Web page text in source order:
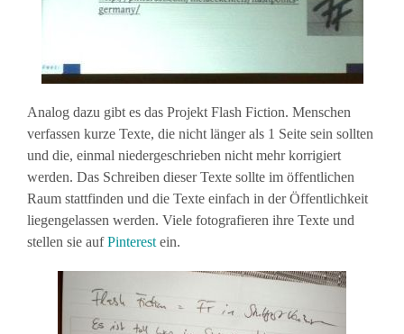
Analog dazu gibt es das Projekt Flash Fiction. Menschen
verfassen kurze Texte, die nicht länger als 1 Seite sein sollten
und die, einmal niedergeschrieben nicht mehr korrigiert
werden. Das Schreiben dieser Texte sollte im öffentlichen
Raum stattfinden und die Texte einfach in der Öffentlichkeit
liegengelassen werden. Viele fotografieren ihre Texte und
stellen sie aufPinterest ein.